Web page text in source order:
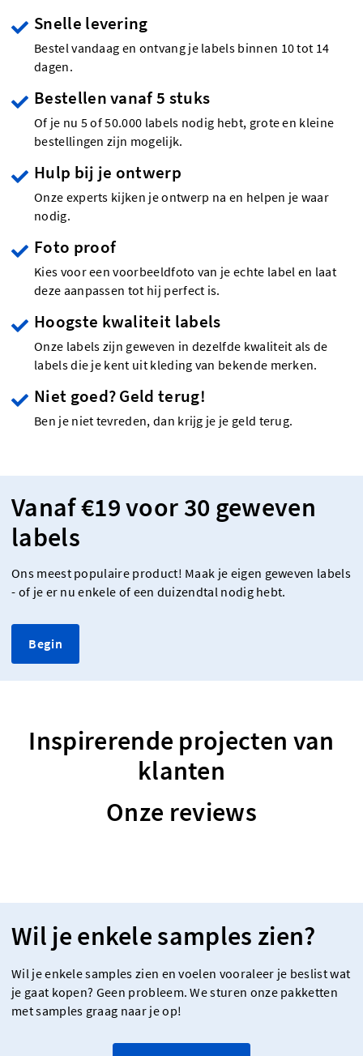
Snelle levering
Bestel vandaag en ontvang je labels binnen 10 tot 14
dagen.
Bestellen vanaf 5 stuks
Of je nu 5 of 50.000 labels nodig hebt, grote en kleine
bestellingen zijn mogelijk.
Hulp bij je ontwerp
Onze experts kijken je ontwerp na en helpen je waar
nodig.
Foto proof
Kies voor een voorbeeldfoto van je echte label en laat
deze aanpassen tot hij perfect is.
Hoogste kwaliteit labels
Onze labels zijn geweven in dezelfde kwaliteit als de
labels die je kent uit kleding van bekende merken.
Niet goed? Geld terug!
Ben je niet tevreden, dan krijg je je geld terug.
Vanaf €19 voor 30 geweven
labels
Ons meest populaire product! Maak je eigen geweven labels
- of je er nu enkele of een duizendtal nodig hebt.
Begin
Inspirerende projecten van
klanten
Onze reviews
Wil je enkele samples zien?
Wil je enkele samples zien en voelen vooraleer je beslist wat
je gaat kopen? Geen probleem. We sturen onze pakketten
met samples graag naar je op!